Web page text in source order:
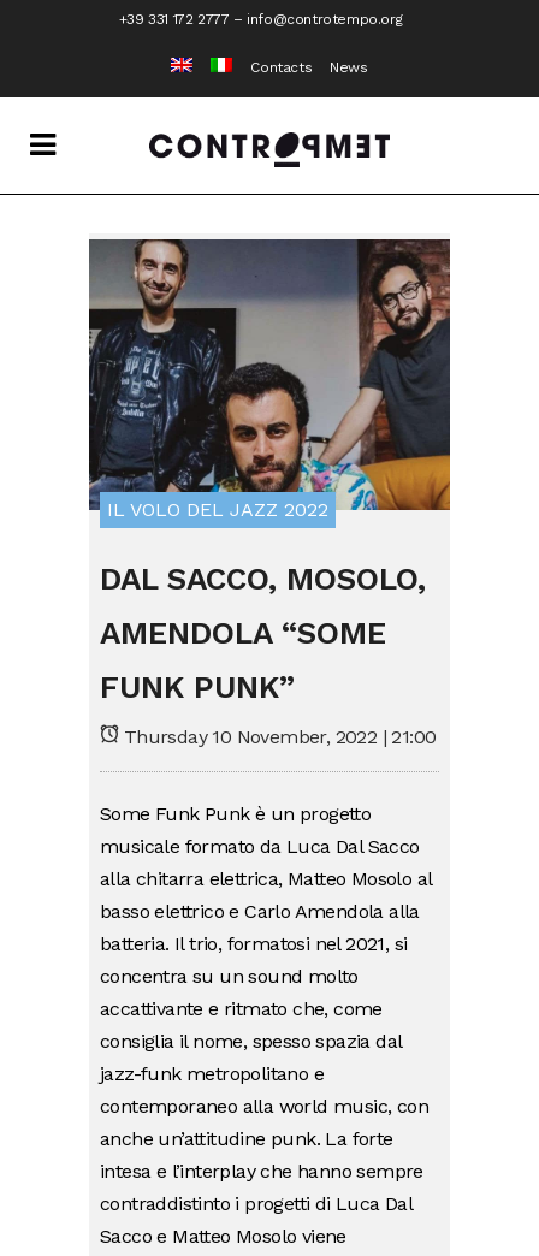
+39 331 172 2777 – info@controtempo.org
Contacts News
IL VOLO DEL JAZZ 2022
DAL SACCO, MOSOLO,
AMENDOLA “SOME
FUNK PUNK”
Thursday 10 November, 2022 | 21:00
Some Funk Punk è un progetto
musicale formato da Luca Dal Sacco
alla chitarra elettrica, Matteo Mosolo al
basso elettrico e Carlo Amendola alla
batteria. Il trio, formatosi nel 2021, si
concentra su un sound molto
accattivante e ritmato che, come
consiglia il nome, spesso spazia dal
jazz-funk metropolitano e
contemporaneo alla world music, con
anche un’attitudine punk. La forte
intesa e l’interplay che hanno sempre
contraddistinto i progetti di Luca Dal
Sacco e Matteo Mosolo viene